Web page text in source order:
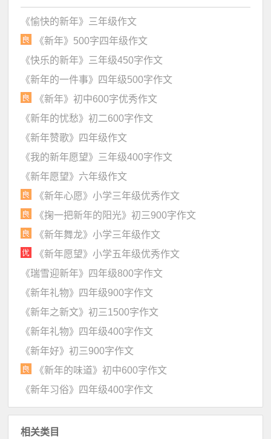
《愉快的新年》三年级作文
《新年》500字四年级作文
《快乐的新年》三年级450字作文
《新年的一件事》四年级500字作文
《新年》初中600字优秀作文
《新年的忧愁》初二600字作文
《新年赞歌》四年级作文
《我的新年愿望》三年级400字作文
《新年愿望》六年级作文
《新年心愿》小学三年级优秀作文
《掬一把新年的阳光》初三900字作文
《新年舞龙》小学三年级作文
《新年愿望》小学五年级优秀作文
《瑞雪迎新年》四年级800字作文
《新年礼物》四年级900字作文
《新年之新文》初三1500字作文
《新年礼物》四年级400字作文
《新年好》初三900字作文
《新年的味道》初中600字作文
《新年习俗》四年级400字作文
相关类目